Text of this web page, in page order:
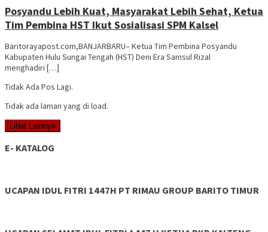
Posyandu Lebih Kuat, Masyarakat Lebih Sehat, Ketua
Tim Pembina HST Ikut Sosialisasi SPM Kalsel
Baritorayapost.com,BANJARBARU– Ketua Tim Pembina Posyandu
Kabupaten Hulu Sungai Tengah (HST) Deni Era Samsul Rizal
menghadiri […]
Tidak Ada Pos Lagi.
Tidak ada laman yang di load.
Lihat Lainnya
E- KATALOG
UCAPAN IDUL FITRI 1447H PT RIMAU GROUP BARITO TIMUR